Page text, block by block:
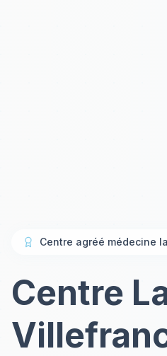
Centre agréé médecine
Centre